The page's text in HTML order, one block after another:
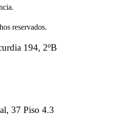
reservados.
194, 2ºB
37 Piso 4.3